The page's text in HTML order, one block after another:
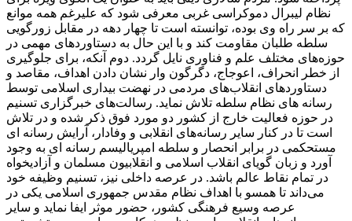
نظام لیبرال دموکراسی غربی معرفی شود که علیرغم همه موانع
که بر سر راه وی بوده، توانسته است تا چهار دهه در مقابل زورگویی
سلطه طلبان مقاومت کند و با این حال به دستاوردهای مهمی در
حوزه‌های مختلف علم و فناوری نایل گردد. دوم آنکه، برای جلوگیری
از خطر انحراف، اعوجاج، دگرگون وار نشان دادن اهداف، مقاصد و
دستاوردهای انقلاب‌های مردمی در نهضت بیداری اسلامی توسط
رسانه های نظام سلطه تلاش نماید. رسالت‌های خبرگزاری تسنیم
در حوزه فعالیت خارج از کشور دو مورد فوق ذکر شده و در تلاش
است تا در کنار سایر رسانه‌های انقلابی و وفادار، آرایش رسانه ای
مستحکمی در برابر انحصار و سلطه امپریالیسم رسانه ای به وجود
آورد و زبان گویای انقلاب اسلامی و انقلابیون مسلمان و آزادیخواه
در تمام نقاط عالم باشد. در عرصه داخلی نیز، تسنیم وظیفه خود
می‌داند تا همسو با اهداف نظام مقدس جمهوری اسلامی یکی در
عرصه وسیع فرهنگی کشور، حضور موثر ایفا نماید و سایر